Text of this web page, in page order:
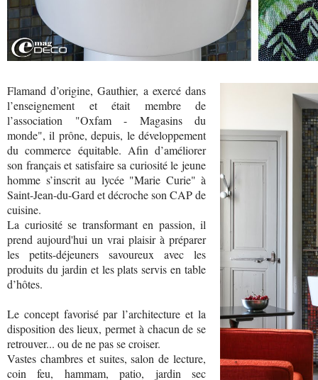
Flamand d’origine, Gauthier, a exercé dans
l’enseignement et était membre de
l’association "Oxfam - Magasins du
monde", il prône, depuis, le développement
du commerce équitable. Afin d’améliorer
son français et satisfaire sa curiosité le jeune
homme s’inscrit au lycée "Marie Curie" à
Saint-Jean-du-Gard et décroche son CAP de
cuisine.
La curiosité se transformant en passion, il
prend aujourd'hui un vrai plaisir à préparer
les petits-déjeuners savoureux avec les
produits du jardin et les plats servis en table
d’hôtes.
Le concept favorisé par l’architecture et la
disposition des lieux, permet à chacun de se
retrouver... ou de ne pas se croiser.
Vastes chambres et suites, salon de lecture,
coin feu, hammam, patio, jardin sec